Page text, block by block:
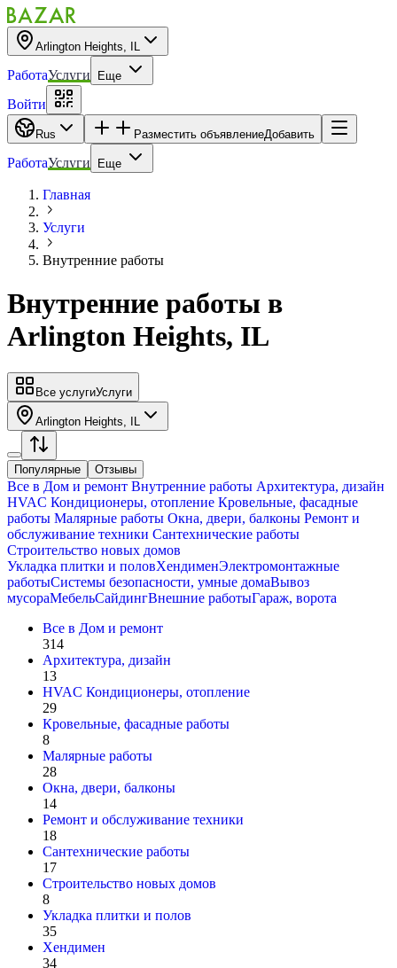
Arlington Heights, IL
РаботаУслуги Еще
Войти
Rus Разместить объявлениеДобавить
РаботаУслуги Еще
Главная
Услуги
Внутренние работы
Внутренние работы в
Arlington Heights, IL
Все услугиУслуги
Arlington Heights, IL
Популярные Отзывы
Все в Дом и ремонт Внутренние работы Архитектура, дизайн
HVAC Кондиционеры, oтопление Кровельные, фасадные
работы Малярные работы Окна, двери, балконы Ремонт и
обслуживание техники Сантехнические работы
Строительство новых домов
Укладка плитки и половХендименЭлектромонтажные
работыСистемы безопасности, умные домаВывоз
мусораМебельСайдингВнешние работыГараж, ворота
Все в Дом и ремонт
314
Архитектура, дизайн
13
HVAC Кондиционеры, oтопление
29
Кровельные, фасадные работы
8
Малярные работы
28
Окна, двери, балконы
14
Ремонт и обслуживание техники
18
Сантехнические работы
17
Строительство новых домов
8
Укладка плитки и полов
35
Хендимен
34